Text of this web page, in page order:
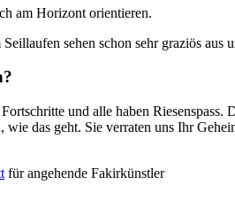
am Horizont orientieren.
sehen schon sehr graziös
und alle haben
das geht. Sie verraten uns Ihr
für angehende Fakirkünstler